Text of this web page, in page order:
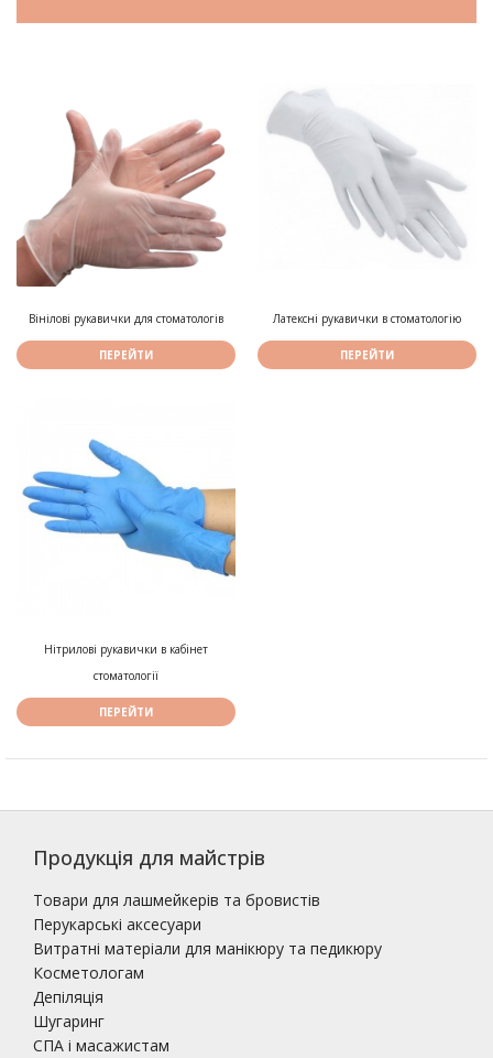
Вінілові рукавички для стоматологів
ПЕРЕЙТИ
Латексні рукавички в стоматологію
ПЕРЕЙТИ
Нітрилові рукавички в кабінет
стоматології
ПЕРЕЙТИ
Продукція для майстрів
Товари для лашмейкерів та бровистів
Перукарські аксесуари
Витратні матеріали для манікюру та педикюру
Косметологам
Депіляція
Шугаринг
СПА і масажистам